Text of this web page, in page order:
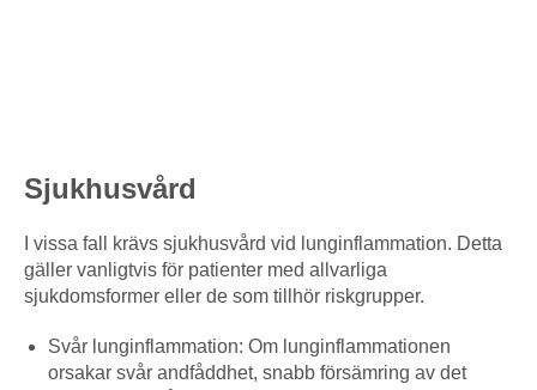
Sjukhusvård
I vissa fall krävs sjukhusvård vid lunginflammation. Detta
gäller vanligtvis för patienter med allvarliga
sjukdomsformer eller de som tillhör riskgrupper.
Svår lunginflammation: Om lunginflammationen
orsakar svår andfåddhet, snabb försämring av det